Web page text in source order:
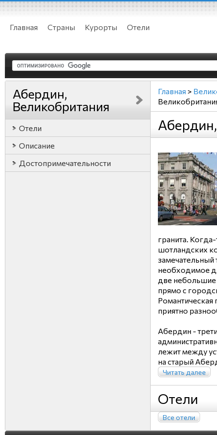
Главная Страны Курорты Отели
Абердин,
Великобритания
Отели
Описание
Достопримечательности
Главная >
гранита.
шотландских
замечательный
необходимое
две
прямо с
Романтическая
приятно
Абердин -
лежит между
на старый
Читать далее
Отели
Все отели